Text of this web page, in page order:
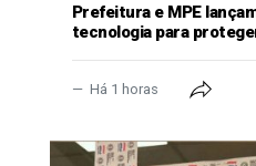
Prefeitura e MPE
tecnologia para
Há 1 horas